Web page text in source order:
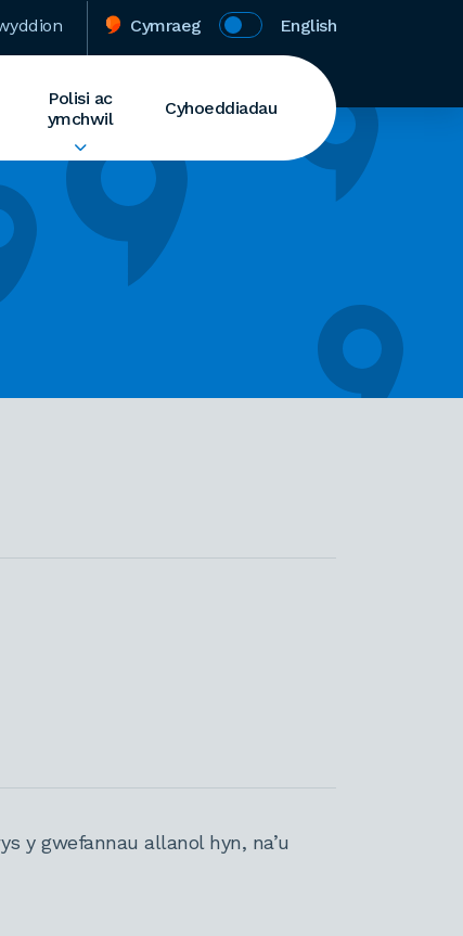
Cymraeg English
Polisi ac
ymchwil
Cyhoeddiadau
y gwefannau allanol hyn, na’u